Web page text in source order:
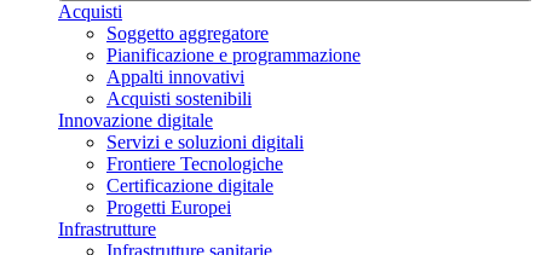
Acquisti
Soggetto aggregatore
Pianificazione e programmazione
Appalti innovativi
Acquisti sostenibili
Innovazione digitale
Servizi e soluzioni digitali
Frontiere Tecnologiche
Certificazione digitale
Progetti Europei
Infrastrutture
Infrastrutture sanitarie